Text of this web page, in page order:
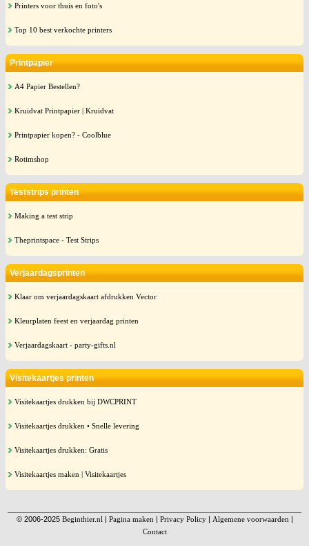
Printers voor thuis en foto's
Top 10 best verkochte printers
Printpapier
A4 Papier Bestellen?
Kruidvat Printpapier | Kruidvat
Printpapier kopen? - Coolblue
Rotimshop
Teststrips printen
Making a test strip
Theprintspace - Test Strips
Verjaardagsprinten
Klaar om verjaardagskaart afdrukken Vector
Kleurplaten feest en verjaardag printen
Verjaardagskaart - party-gifts.nl
Visitekaartjes printen
Visitekaartjes drukken bij DWCPRINT
Visitekaartjes drukken • Snelle levering
Visitekaartjes drukken: Gratis
Visitekaartjes maken | Visitekaartjes
© 2006-2025 Beginthier.nl | Pagina maken | Privacy Policy| Algemene voorwaarden |
Contact